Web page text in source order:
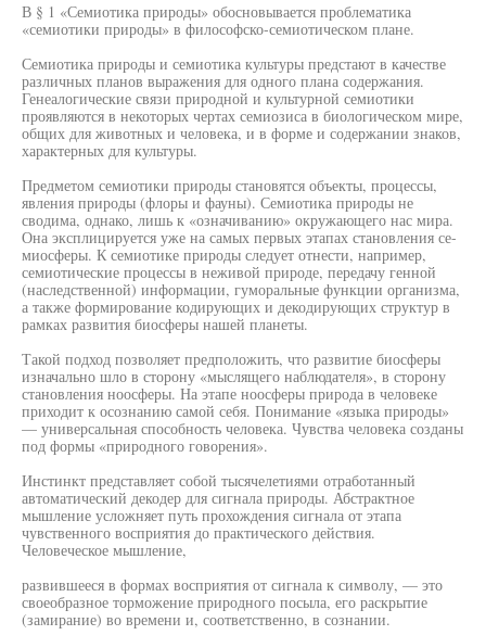
В § 1 «Семиотика природы» обосновывается проблематика
«семиотики природы» в философско-семиотическом плане.
Семиотика природы и семиотика культуры предстают в качестве
различных планов выражения для одного плана содержания.
Генеалогические связи природной и культурной семиотики
проявляются в некоторых чертах семиозиса в биологическом мире,
общих для животных и человека, и в форме и содержании знаков,
характерных для культуры.
Предметом семиотики природы становятся объекты, процессы,
явления природы (флоры и фауны). Семиотика природы не
сводима, однако, лишь к «означиванию» окружающего нас мира.
Она эксплицируется уже на самых первых этапах становления се-
миосферы. К семиотике природы следует отнести, например,
семиотические процессы в неживой природе, передачу генной
(наследственной) информации, гуморальные функции организма,
а также формирование кодирующих и декодирующих структур в
рамках развития биосферы нашей планеты.
Такой подход позволяет предположить, что развитие биосферы
изначально шло в сторону «мыслящего наблюдателя», в сторону
становления ноосферы. На этапе ноосферы природа в человеке
приходит к осознанию самой себя. Понимание «языка природы»
— универсальная способность человека. Чувства человека созданы
под формы «природного говорения».
Инстинкт представляет собой тысячелетиями отработанный
автоматический декодер для сигнала природы. Абстрактное
мышление усложняет путь прохождения сигнала от этапа
чувственного восприятия до практического действия.
Человеческое мышление,
развившееся в формах восприятия от сигнала к символу, — это
своеобразное торможение природного посыла, его раскрытие
(замирание) во времени и, соответственно, в сознании.